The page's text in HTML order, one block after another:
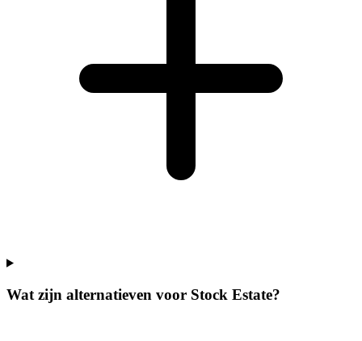
Wat zijn alternatieven voor Stock Estate?